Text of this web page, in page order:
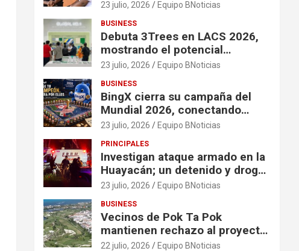
en contextos de crisis
23 julio, 2026 Equipo BNoticias
BUSINESS
Debuta 3Trees en LACS 2026,
mostrando el potencial
ecológico de China en América
23 julio, 2026 Equipo BNoticias
BUSINESS
BingX cierra su campaña del
Mundial 2026, conectando
comunidades a través de
23 julio, 2026 Equipo BNoticias
PRINCIPALES
Investigan ataque armado en la
Huayacán; un detenido y droga
asegurada tras persecución
23 julio, 2026 Equipo BNoticias
BUSINESS
Vecinos de Pok Ta Pok
mantienen rechazo al proyecto
Bosque Real
22 julio, 2026 Equipo BNoticias